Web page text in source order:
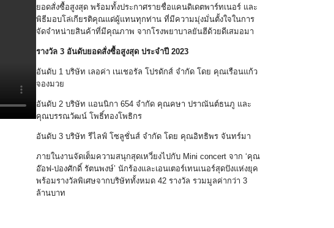
ยอดสั่งซื้อสูงสุด พร้อมทั้งประกาศรายชื่อแคนดิเดตพาร์ทเนอร์ และ
พิธีมอบโล่เกียรติคุณแด่ผู้แทนทุกท่าน ที่มีความมุ่งมั่นตั้งใจในการ
จัดจำหน่ายสินค้าที่มีคุณภาพ จากโรงพยาบาลยันฮีด้วยดีเสมอมา
รางวัล 3 อันดับยอดสั่งซื้อสูงสุด ประจำปี 2023
อันดับ 1 บริษัท เลอค่า เนเชอรัล โปรดักส์ จำกัด โดย คุณเรือนแก้ว
จองมวย
อันดับ 2 บริษัท แอนนิกา 654 จำกัด คุณคษา ปราณันต์ธนภู และ
คุณบรรณวัฒน์ โพธิ์ทองโพธิกร
อันดับ 3 บริษัท รีไลฟ์ โซลูชั่นส์ จำกัด โดย คุณอิทธิพร จันทร์มา
ภายในงานจัดเต็มความสนุกสุดเหวี่ยงไปกับ Mini concert จาก ‘คุณ
อ๊อฟ-ปองศักดิ์ รัตนพงษ์’ นักร้องและเอนเตอร์เทนเนอร์สุดปังแห่งยุค
พร้อมรางวัลพิเศษจากบริษัททั้งหมด 42 รางวัล รวมมูลค่ากว่า 3
ล้านบาท